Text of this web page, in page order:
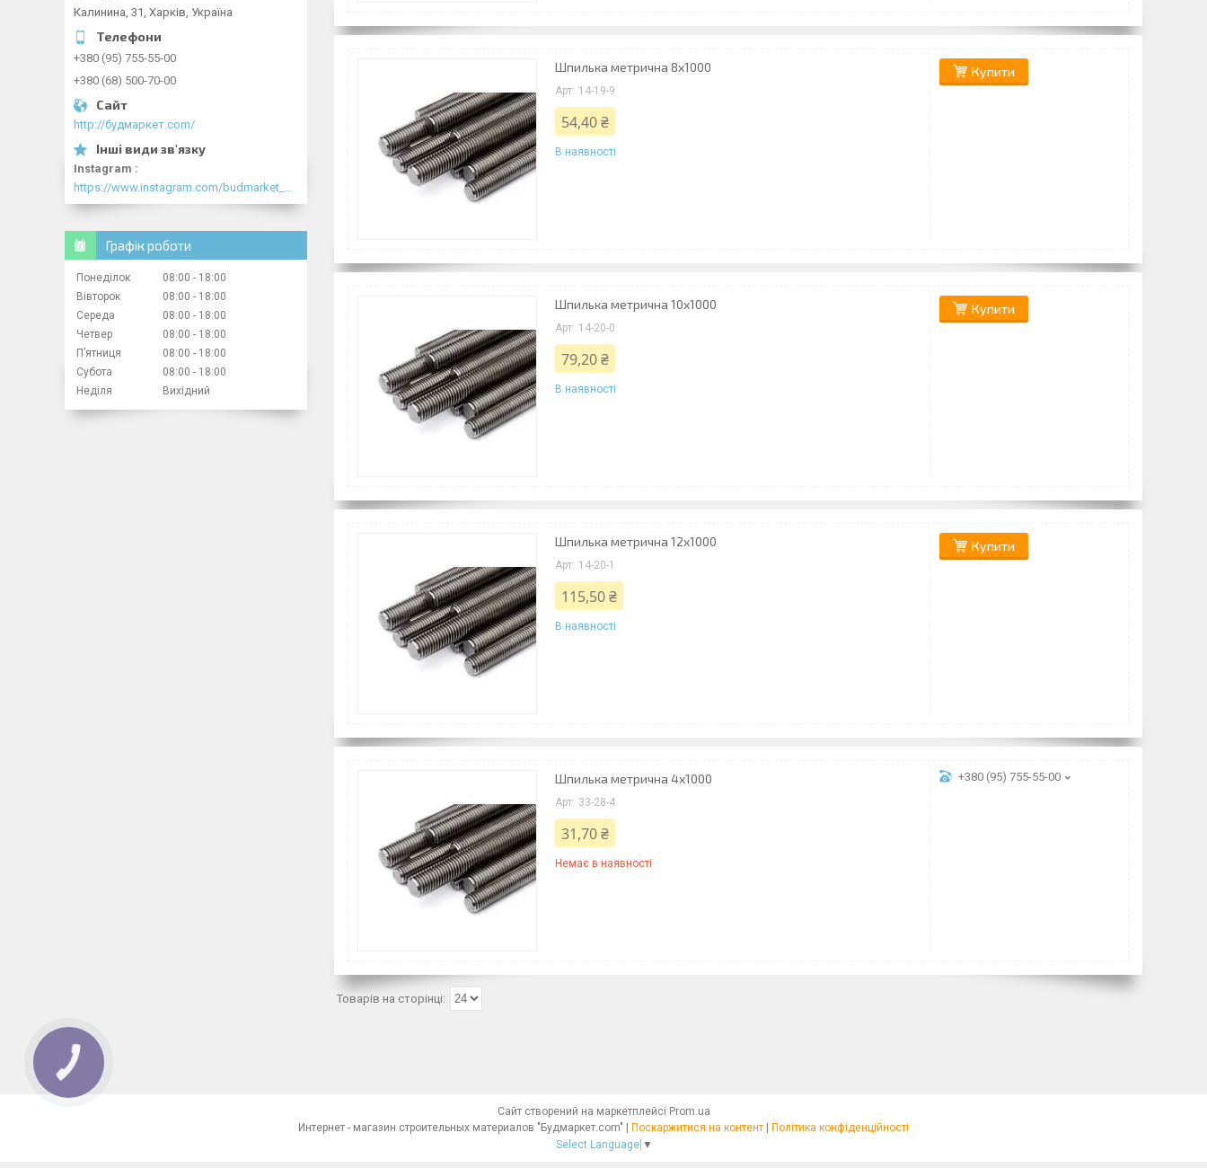
Шпилька метрична 8х1000
14-19-9
54,40 ₴
В наявності
Купити
Шпилька метрична 10х1000
14-20-0
79,20 ₴
В наявності
Купити
Шпилька метрична 12х1000
14-20-1
115,50 ₴
В наявності
Купити
Шпилька метрична 4х1000
33-28-4
31,70 ₴
Немає в наявності
+380 (95) 755-55-00
Калинина, 31, Харків, Україна
+380 (95) 755-55-00
+380 (68) 500-70-00
http://будмаркет.com/
Instagram
Графік роботи
Понеділок 08:00
18:00
Вівторок
08:00
18:00
Середа
08:00
18:00
Четвер
08:00
18:00
Пʼятниця
08:00
18:00
Субота
08:00
18:00
Неділя
Вихідний
Сайт створений на маркетплейсі Prom.ua
Поскаржитися на контент
Політика конфіденційності
Select Language ▼
КНОПКА
ЗВ'ЯЗКУ